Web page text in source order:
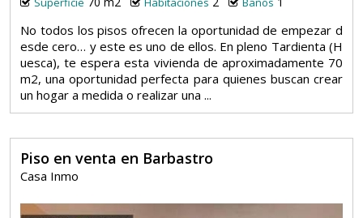
No todos los pisos ofrecen la oportunidad de empezar d
esde cero… y este es uno de ellos. En pleno Tardienta (H
uesca), te espera esta vivienda de aproximadamente 70
m2, una oportunidad perfecta para quienes buscan crear
un hogar a medida o realizar una ...
Piso en venta en Barbastro
Casa Inmo